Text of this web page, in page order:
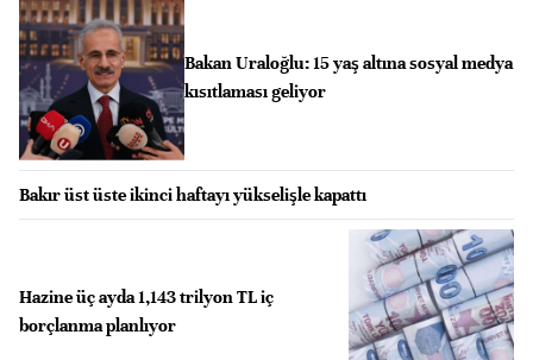
Bakan Uraloğlu: 15 yaş altına sosyal medya
kısıtlaması geliyor
Bakır üst üste ikinci haftayı yükselişle kapattı
Hazine üç ayda 1,143 trilyon TL iç
borçlanma planlıyor